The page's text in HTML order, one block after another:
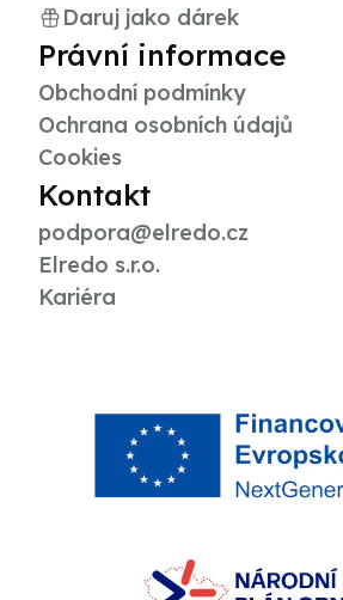
Daruj jako dárek
Právní informace
Obchodní podmínky
Ochrana osobních údajů
Cookies
Kontakt
podpora@elredo.cz
Elredo s.r.o.
Kariéra